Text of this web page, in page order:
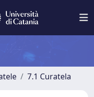
7.1 Curatela